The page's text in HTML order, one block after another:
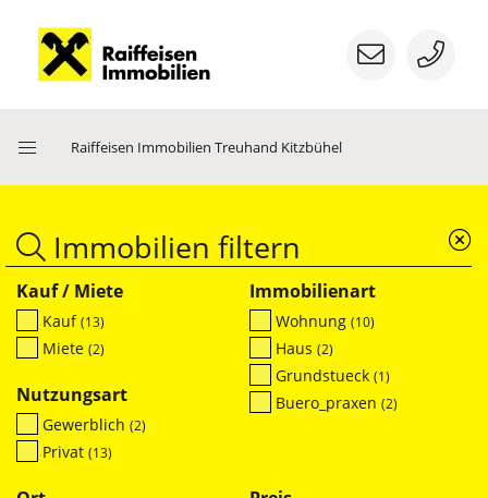
MenüRaiffeisen Immobilien Treuhand Kitzbühel
Immobilien filtern
Kauf / Miete
Kauf(13)
Miete (2)
Nutzungsart
Gewerblich (2)
Privat (13)
Immobilienart
Wohnung (10)
Haus (2)
Grundstueck (1)
Buero_praxen (2)